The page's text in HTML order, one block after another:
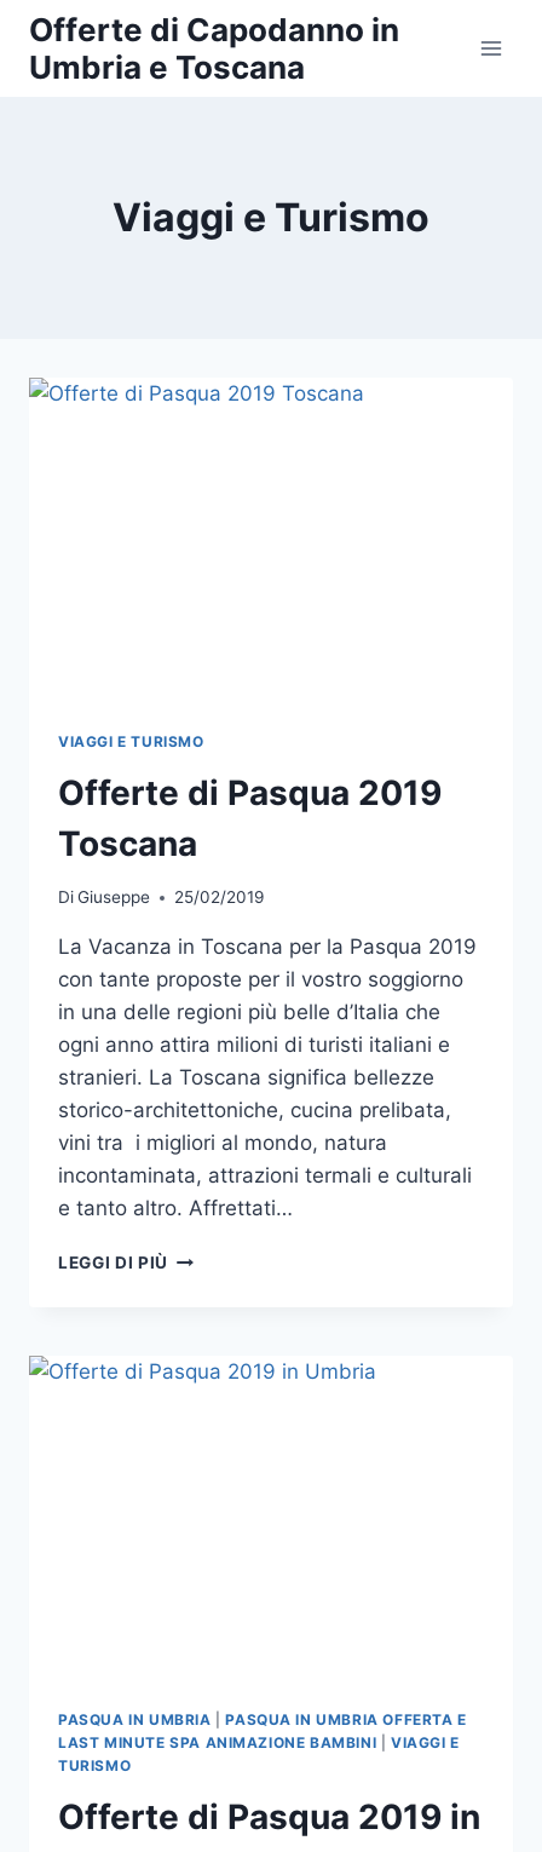
Salta
contenuto
Offerte di Capodanno in
Umbria e Toscana
Viaggi e Turismo
VIAGGI E TURISMO
Offerte di Pasqua 2019
Toscana
DiGiuseppe 25/02/2019
La Vacanza in Toscana per la Pasqua 2019
con tante proposte per il vostro soggiorno
in una delle regioni più belle d’Italia che
ogni anno attira milioni di turisti italiani e
stranieri. La Toscana significa bellezze
storico-architettoniche, cucina prelibata,
vini tra i migliori al mondo, natura
incontaminata, attrazioni termali e culturali
e tanto altro. Affrettati…
LEGGI DI PIÙ OFFERTE
PASQUA IN UMBRIA |PASQUA IN UMBRIA OFFERTA E
LAST MINUTE SPA ANIMAZIONE BAMBINI |VIAGGI E
TURISMO
Offerte di Pasqua 2019 in